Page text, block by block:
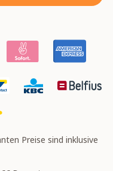
Preise sind inklusive